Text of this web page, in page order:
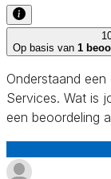
Op basis van 1
Onderstaand
Services. Wat is
een beoordeling